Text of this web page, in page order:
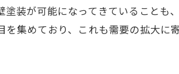
装が可能になってきていること
集めており、これも需要の拡大